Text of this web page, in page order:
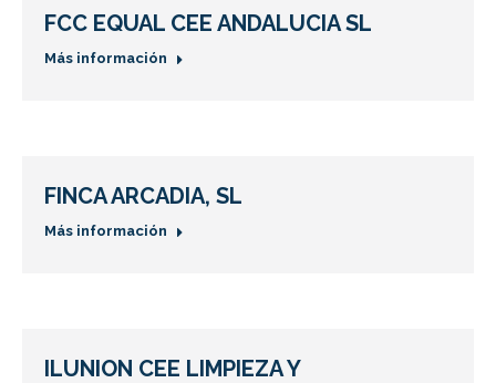
FCC EQUAL CEE ANDALUCIA SL
Más información
FINCA ARCADIA, SL
Más información
ILUNION CEE LIMPIEZA Y